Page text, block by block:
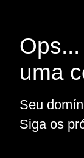
uma
Seu
Siga os